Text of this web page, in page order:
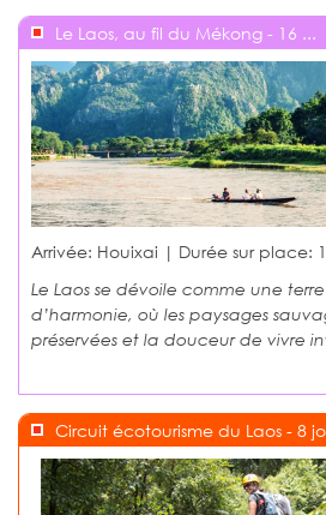
Le Laos, au fil du Mékong - 16 ...
Arrivée: Houixai | Durée sur place:
Le Laos se dévoile comme une
d’harmonie, où les paysages
préservées et la douceur de vivre
Circuit écotourisme du Laos - 8